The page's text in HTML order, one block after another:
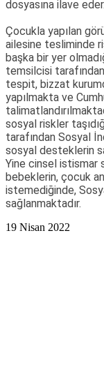
dosyasına ilave eder.
Çocukla yapılan
ailesine tesliminde
başka bir yer
temsilcisi
tespit, bizzat
yapılmakta ve
sosyal riskler
tarafından Sosyal
sosyal desteklerin
Yine cinsel istismar
bebeklerin, çocuk
istemediğinde,
sağlanmaktadır.
19 Nisan 2022